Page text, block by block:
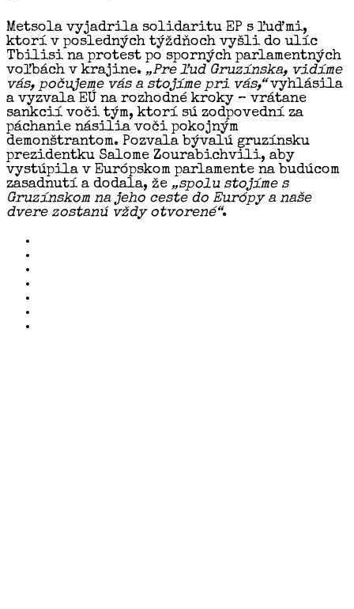
Metsola vyjadrila solidaritu EP s ľuďmi,
ktorí v posledných týždňoch vyšli do ulíc
Tbilisi na protest po sporných parlamentných
voľbách v krajine. „Pre ľud Gruzínska, vidíme
vás, počujeme vás a stojíme pri vás,“vyhlásila
a vyzvala EÚ na rozhodné kroky – vrátane
sankcií voči tým, ktorí sú zodpovední za
páchanie násilia voči pokojným
demonštrantom. Pozvala bývalú gruzínsku
prezidentku Salome Zourabichvili, aby
vystúpila v Európskom parlamente na budúcom
zasadnutí a dodala, že „spolu stojíme s
Gruzínskom na jeho ceste do Európy a naše
dvere zostanú vždy otvorené“.